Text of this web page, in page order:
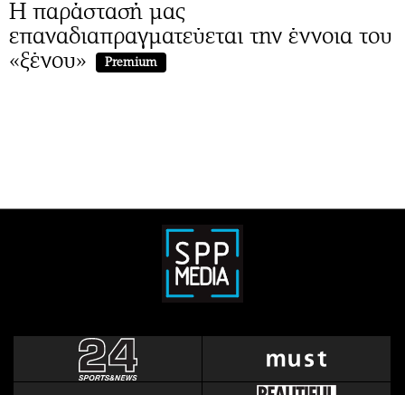
Η παράστασή μας
επαναδιαπραγματεύεται την έννοια του
«ξένου»
Premium